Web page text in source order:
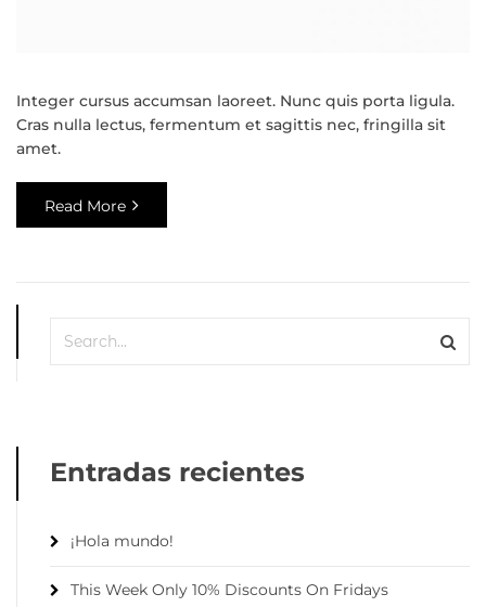
Integer cursus accumsan laoreet. Nunc quis porta ligula.
Cras nulla lectus, fermentum et sagittis nec, fringilla sit
amet.
Read More
Entradas recientes
¡Hola mundo!
This Week Only 10% Discounts On Fridays